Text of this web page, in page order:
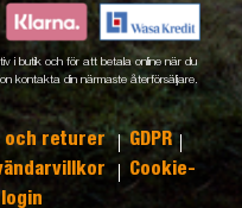
i butik och för att betala online när du
kontakta din närmaste återförsäljare.
och returer
GDPR
Cookie-